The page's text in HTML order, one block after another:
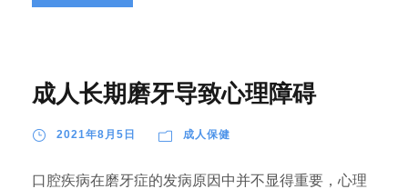
成人长期磨牙导致心理障碍
2021年8月5日 成人保健
口腔疾病在磨牙症的发病原因中并不显得重要，心理